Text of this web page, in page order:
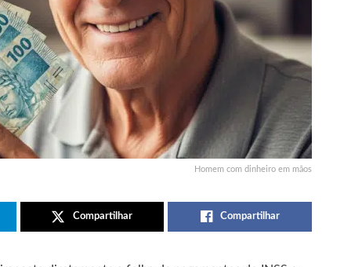
Homem com dinheiro em mãos
Compartilhar Compartilhar